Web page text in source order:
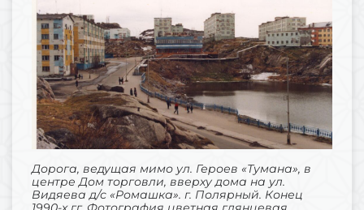
Дорога, ведущая мимо ул. Героев «Тумана», в
центре Дом торговли, вверху дома на ул.
Видяева д/с «Ромашка». г. Полярный. Конец